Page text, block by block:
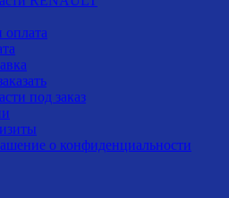
оплата
под заказ
о конфиденциальности